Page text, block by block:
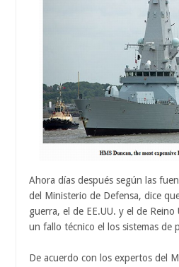
Ahora días después según las
del Ministerio de Defensa, dice
guerra, el de EE.UU. y el de
un fallo técnico el los sistemas de
De acuerdo con los expertos del